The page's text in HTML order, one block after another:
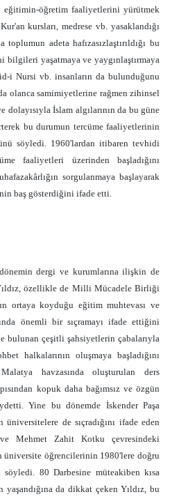
öğretim faaliyetlerini yürütmek
kursları, medrese vb. yasaklandığı
adeta hafızasızlaştırıldığı bu
bilgileri yaşatmaya ve yaygınlaştırmaya
i Nursi vb. insanların da bulunduğunu
olanca samimiyetlerine rağmen zihinsel
İslam algılarının da bu güne
bu durumun tercüme faaliyetlerinin
söyledi. 1960'lardan itibaren tevhidi
faaliyetleri üzerinden başladığını
sorgulanmaya başlayarak
baş gösterdiğini ifade etti.
dönemin dergi ve kurumlarına ilişkin de
özellikle de Milli Mücadele Birliği
ortaya koyduğu eğitim muhtevası ve
önemli bir sıçramayı ifade ettiğini
bulunan çeşitli şahsiyetlerin çabalarıyla
halkalarının oluşmaya başladığını
havzasında oluşturulan ders
kopuk daha bağımsız ve özgün
Yine bu dönemde İskender Paşa
de sıçradığını ifade eden
ve Mehmet Zahit Kotku çevresindeki
üniversite öğrencilerinin 1980'lere doğru
söyledi. 80 Darbesine müteakiben kısa
yaşandığına da dikkat çeken Yıldız, bu